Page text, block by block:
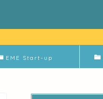
EME Start-up